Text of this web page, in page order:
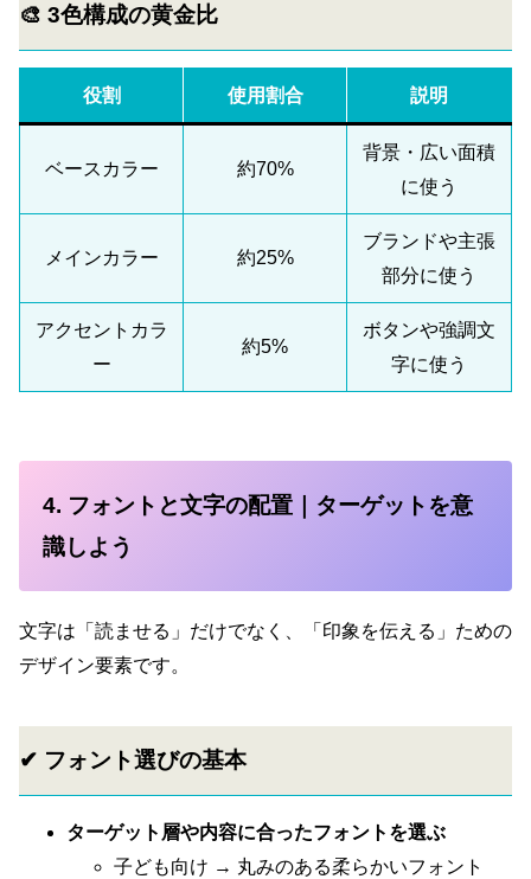
🎨 3色構成の黄金比
役割 使用割合 説明
ベースカラー 約70%
背景・広い面積
に使う
メインカラー 約25%
ブランドや主張
部分に使う
アクセントカラ
ー
約5%
ボタンや強調文
字に使う
4. フォントと文字の配置｜ターゲットを意
識しよう
文字は「読ませる」だけでなく、「印象を伝える」ための
デザイン要素です。
✔ フォント選びの基本
ターゲット層や内容に合ったフォントを選ぶ
子ども向け → 丸みのある柔らかいフォント